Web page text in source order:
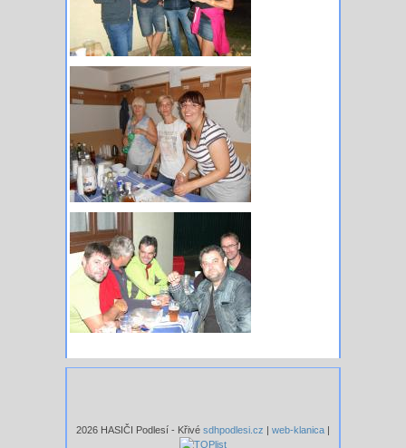
2026 HASIČI Podlesí - Křivé sdhpodlesi.cz | web-klanica |